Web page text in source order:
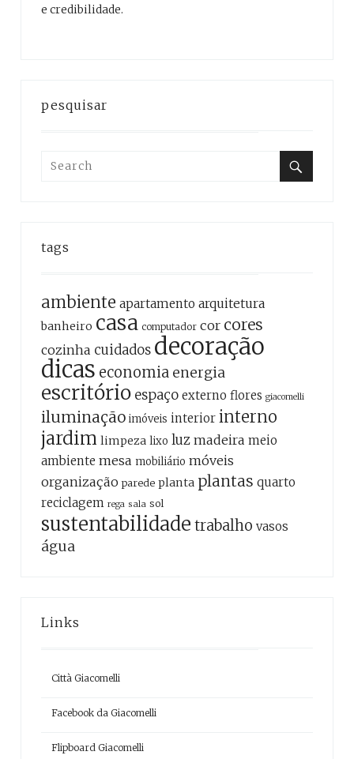
e credibilidade.
pesquisar
Search
tags
ambiente apartamento arquitetura
banheiro casa computador cor cores
cozinha cuidados decoração
dicas economia energia
escritório espaço externo flores giacomelli
iluminação imóveis interior interno
jardim limpeza lixo luz madeira meio
ambiente mesa mobiliário móveis
organização parede planta plantas quarto
reciclagem rega sala sol
sustentabilidade trabalho vasos
água
Links
Città Giacomelli
Facebook da Giacomelli
Flipboard Giacomelli